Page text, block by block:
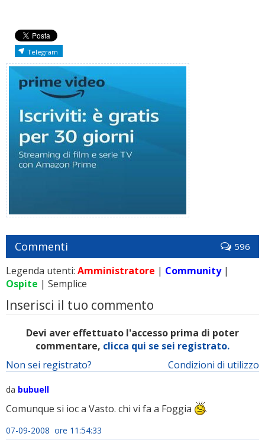
Telegram
Commenti 596
Legenda utenti: Amministratore | Community|
Ospite | Semplice
Inserisci il tuo commento
Devi aver effettuato l'accesso prima di poter
commentare, clicca qui se sei registrato.
Condizioni di utilizzo
Non sei registrato?
da bubuell
Comunque si ioc a Vasto. chi vi fa a Foggia
07-09-2008 ore 11:54:33